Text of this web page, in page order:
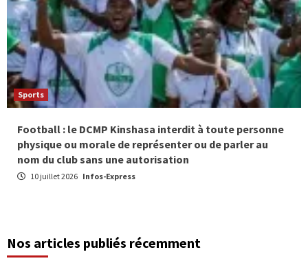
Sports
Football : le DCMP Kinshasa interdit à toute personne
physique ou morale de représenter ou de parler au
nom du club sans une autorisation
10 juillet 2026 Infos-Express
Nos articles publiés récemment